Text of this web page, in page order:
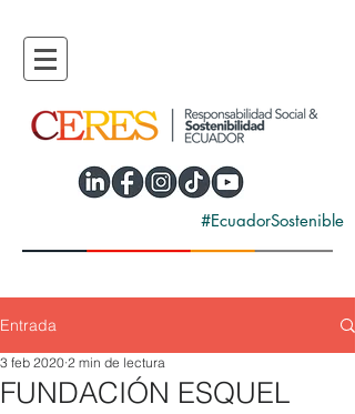
#EcuadorSostenible
Entrada
FUNDACIÓN ESQUEL
3 feb 2020 2 min de lectura